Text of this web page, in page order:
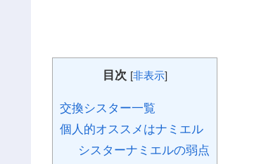
目次 [非表示]
交換シスター一覧
個人的オススメはナミエル
シスターナミエルの弱点